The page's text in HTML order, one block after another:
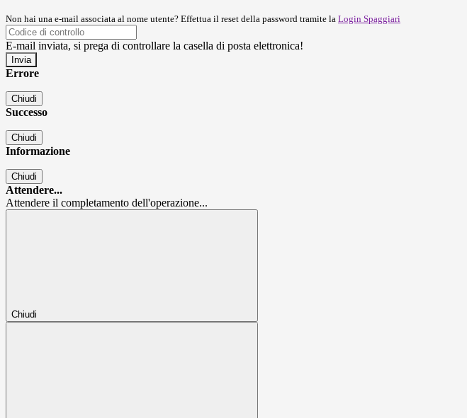
Non hai una e-mail associata al nome utente? Effettua il reset della password tramite la Login Spaggiari
E-mail inviata, si prega di controllare la casella di posta elettronica!
Errore
Chiudi
Successo
Chiudi
Informazione
Chiudi
Attendere...
Attendere il completamento dell'operazione...
Chiudi